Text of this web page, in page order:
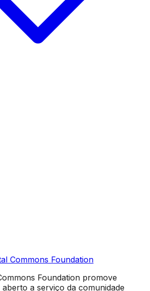
Commons Foundation
Foundation promove
a serviço da comunidade